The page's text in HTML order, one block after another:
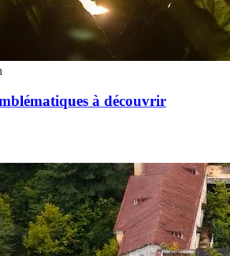
à découvrir